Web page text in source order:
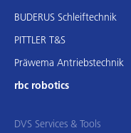
BUDERUS Schleiftechnik
PITTLER T&S
Präwema Antriebstechnik
rbc robotics
DVS Services & Tools